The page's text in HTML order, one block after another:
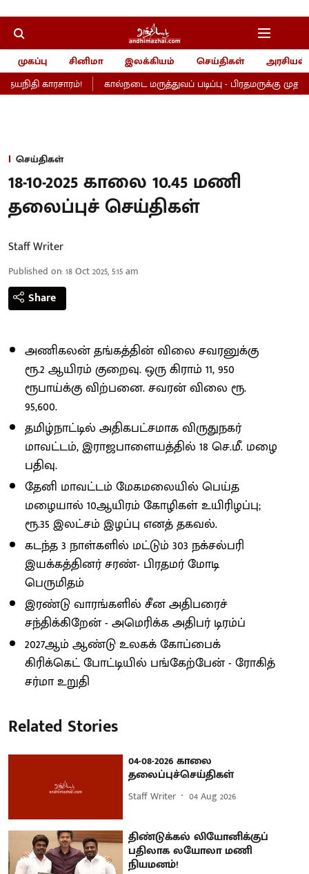
முகப்பு சினிமா இலக்கியம் செய்திகள்
அரசியல்
காரசாரம்!
கால்நடை மருத்துவப் படிப்பு - பிரதமருக்கு
செய்திகள்
18-10-2025 காலை 10.45 மணி
தலைப்புச் செய்திகள்
Staff Writer
Published on:18 Oct 2025, 5:15 am
Share
அணிகலன் தங்கத்தின் விலை சவரனுக்கு
ரூ.2 ஆயிரம் குறைவு. ஒரு கிராம் 11, 950
ரூபாய்க்கு விற்பனை. சவரன் விலை ரூ.
95,600.
தமிழ்நாட்டில் அதிகபட்சமாக விருதுநகர்
மாவட்டம், இராஜபாளையத்தில் 18 செ.மீ. மழை
பதிவு.
தேனி மாவட்டம் மேகமலையில் பெய்த
மழையால் 10ஆயிரம் கோழிகள் உயிரிழப்பு;
ரூ.35 இலட்சம் இழப்பு எனத் தகவல்.
கடந்த 3 நாள்களில் மட்டும் 303 நக்சல்பரி
இயக்கத்தினர் சரண்- பிரதமர் மோடி
பெருமிதம்
இரண்டு வாரங்களில் சீன அதிபரைச்
சந்திக்கிறேன் - அமெரிக்க அதிபர் டிரம்ப்
2027ஆம் ஆண்டு உலகக் கோப்பைக்
கிரிக்கெட் போட்டியில் பங்கேற்பேன் - ரோகித்
சர்மா உறுதி
Related Stories
04-08-2026 காலை
தலைப்புச்செய்திகள்
Staff Writer 04 Aug 2026
திண்டுக்கல் லியோனிக்குப்
பதிலாக லயோலா மணி
நியமனம்!